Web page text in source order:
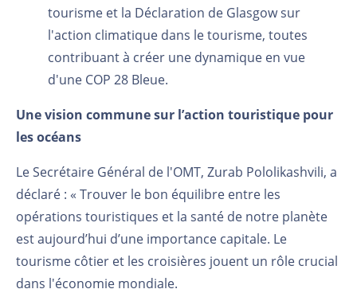
tourisme et la Déclaration de Glasgow sur
l'action climatique dans le tourisme, toutes
contribuant à créer une dynamique en vue
d'une COP 28 Bleue.
Une vision commune sur l’action touristique pour
les océans
Le Secrétaire Général de l'OMT, Zurab Pololikashvili, a
déclaré : « Trouver le bon équilibre entre les
opérations touristiques et la santé de notre planète
est aujourd’hui d’une importance capitale. Le
tourisme côtier et les croisières jouent un rôle crucial
dans l'économie mondiale.